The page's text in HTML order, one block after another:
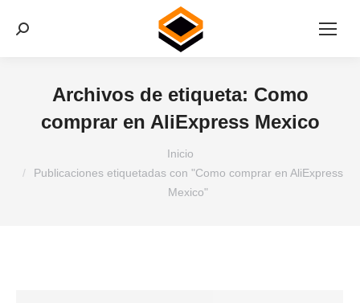
Buscar:
Archivos de etiqueta: Como
comprar en AliExpress Mexico
Inicio
Publicaciones etiquetadas con "Como comprar en AliExpress
Mexico"